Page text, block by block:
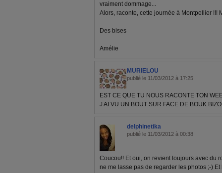
vraiment dommage...
Alors, raconte, cette journée à Montpellier !!!
Des bises
Amélie
MURIELOU
publié le 11/03/2012 à 17:25
EST CE QUE TU NOUS RACONTE TON
J AI VU UN BOUT SUR FACE DE BOUK
delphinetika
publié le 11/03/2012 à 00:38
Coucou!! Et oui, on revient toujours avec du
ne me lasse pas de regarder les photos ;-)